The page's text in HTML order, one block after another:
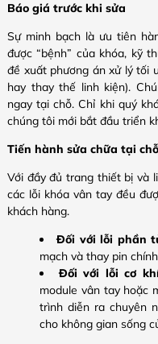
Báo giá trước khi sửa
Sự minh bạch là ưu tiên
được “bệnh” của khóa, kỹ
đề xuất phương án xử lý tối
hay thay thế linh kiện).
ngay tại chỗ. Chỉ khi quý
chúng tôi mới bắt đầu triển
Tiến hành sửa chữa tại chỗ
Với đầy đủ trang thiết bị và
các lỗi khóa vân tay đều
khách hàng.
Đối với lỗi phần
mạch và thay pin
Đối với lỗi cơ
module vân tay hoặc
trình diễn ra chuyên
cho không gian sống